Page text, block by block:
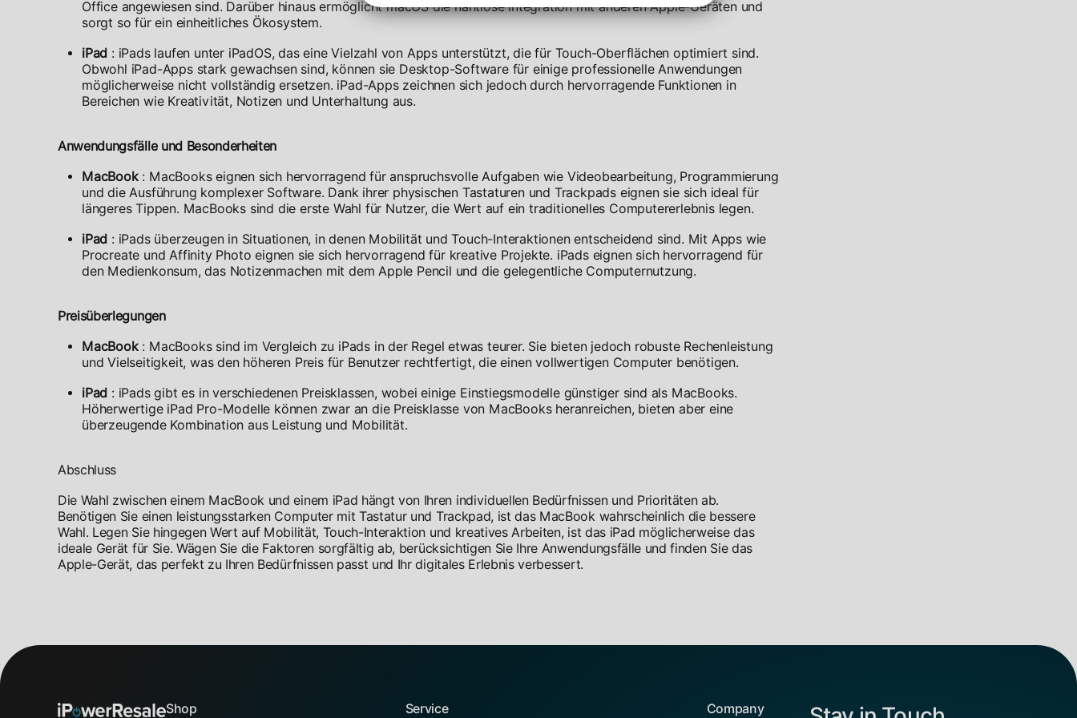
Office angewiesen sind. Darüber hinaus ermöglicht macOS die nahtlose Integration mit anderen Apple-Geräten und
sorgt so für ein einheitliches Ökosystem.
iPad : iPads laufen unter iPadOS, das eine Vielzahl von Apps unterstützt, die für Touch-Oberflächen optimiert sind.
Obwohl iPad-Apps stark gewachsen sind, können sie Desktop-Software für einige professionelle Anwendungen
möglicherweise nicht vollständig ersetzen. iPad-Apps zeichnen sich jedoch durch hervorragende Funktionen in
Bereichen wie Kreativität, Notizen und Unterhaltung aus.
Anwendungsfälle und Besonderheiten
MacBook: MacBooks eignen sich hervorragend für anspruchsvolle Aufgaben wie Videobearbeitung, Programmierung
und die Ausführung komplexer Software. Dank ihrer physischen Tastaturen und Trackpads eignen sie sich ideal für
längeres Tippen. MacBooks sind die erste Wahl für Nutzer, die Wert auf ein traditionelles Computererlebnis legen.
iPad : iPads überzeugen in Situationen, in denen Mobilität und Touch-Interaktionen entscheidend sind. Mit Apps wie
Procreate und Affinity Photo eignen sie sich hervorragend für kreative Projekte. iPads eignen sich hervorragend für
den Medienkonsum, das Notizenmachen mit dem Apple Pencil und die gelegentliche Computernutzung.
Preisüberlegungen
MacBook: MacBooks sind im Vergleich zu iPads in der Regel etwas teurer. Sie bieten jedoch robuste Rechenleistung
und Vielseitigkeit, was den höheren Preis für Benutzer rechtfertigt, die einen vollwertigen Computer benötigen.
iPad : iPads gibt es in verschiedenen Preisklassen, wobei einige Einstiegsmodelle günstiger sind als MacBooks.
Höherwertige iPad Pro-Modelle können zwar an die Preisklasse von MacBooks heranreichen, bieten aber eine
überzeugende Kombination aus Leistung und Mobilität.
Abschluss
Die Wahl zwischen einem MacBook und einem iPad hängt von Ihren individuellen Bedürfnissen und Prioritäten ab.
Benötigen Sie einen leistungsstarken Computer mit Tastatur und Trackpad, ist das MacBook wahrscheinlich die bessere
Wahl. Legen Sie hingegen Wert auf Mobilität, Touch-Interaktion und kreatives Arbeiten, ist das iPad möglicherweise das
ideale Gerät für Sie. Wägen Sie die Faktoren sorgfältig ab, berücksichtigen Sie Ihre Anwendungsfälle und finden Sie das
Apple-Gerät, das perfekt zu Ihren Bedürfnissen passt und Ihr digitales Erlebnis verbessert.
Shop Service Company